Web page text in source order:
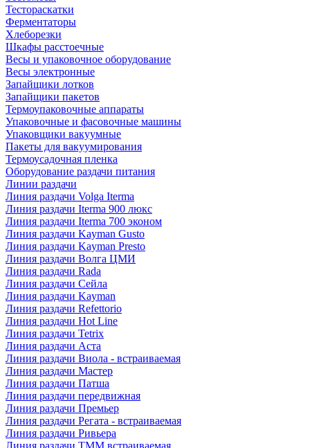
Тестораскатки
Ферментаторы
Хлеборезки
Шкафы расстоечные
Весы и упаковочное оборудование
Весы электронные
Запайщики лотков
Запайщики пакетов
Термоупаковочные аппараты
Упаковочные и фасовочные машины
Упаковщики вакуумные
Пакеты для вакуумирования
Термоусадочная пленка
Оборудование раздачи питания
Линии раздачи
Линия раздачи Volga Iterma
Линия раздачи Iterma 900 люкс
Линия раздачи Iterma 700 эконом
Линия раздачи Kayman Gusto
Линия раздачи Kayman Presto
Линия раздачи Волга ЦМИ
Линия раздачи Rada
Линия раздачи Сейла
Линия раздачи Kayman
Линия раздачи Refettorio
Линия раздачи Hot Line
Линия раздачи Tetrix
Линия раздачи Аста
Линия раздачи Виола - встраиваемая
Линия раздачи Мастер
Линия раздачи Патша
Линия раздачи передвижная
Линия раздачи Премьер
Линия раздачи Регата - встраиваемая
Линия раздачи Ривьера
Линия раздачи ТММ встраиваемая